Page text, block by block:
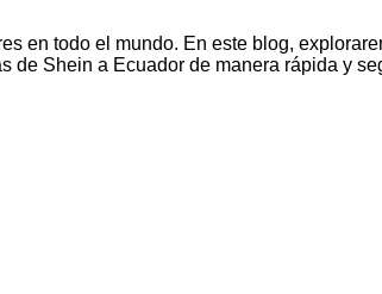
en todo el mundo. En este blog,
de Shein a Ecuador de manera rápida y